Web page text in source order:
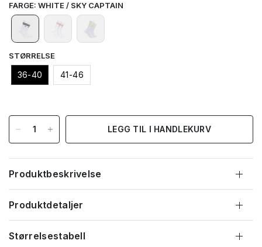
FARGE: WHITE / SKY CAPTAIN
STØRRELSE
36-40 41-46
LEGG TIL I HANDLEKURV
Produktbeskrivelse
Produktdetaljer
Størrelsestabell